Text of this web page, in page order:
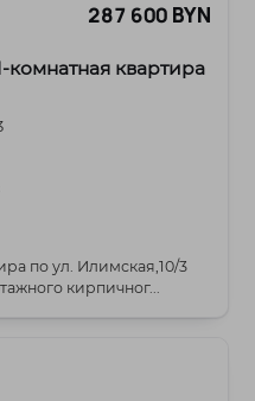
287 600 BYN
комнатная квартира
по ул. Илимская,10/3
кирпичног...